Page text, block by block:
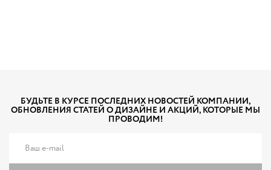
БУДЬТЕ В КУРСЕ ПОСЛЕДНИХ НОВОСТЕЙ КОМПАНИИ,
ОБНОВЛЕНИЯ СТАТЕЙ О ДИЗАЙНЕ И АКЦИЙ, КОТОРЫЕ МЫ
ПРОВОДИМ!